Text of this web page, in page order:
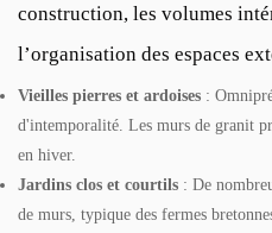
construction, les volumes
l’organisation des espaces
Vieilles pierres et ardoises :
d'intemporalité. Les murs de granit
en hiver.
Jardins clos et courtils : De
de murs, typique des fermes